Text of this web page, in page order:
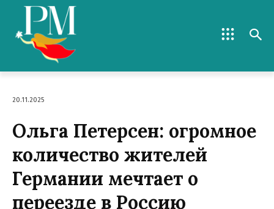
20.11.2025
Ольга Петерсен: огромное
количество жителей
Германии мечтает о
переезде в Россию